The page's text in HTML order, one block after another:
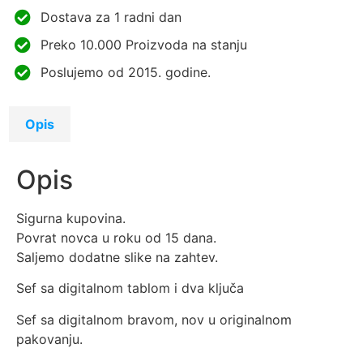
Dostava za 1 radni dan
Preko 10.000 Proizvoda na stanju
Poslujemo od 2015. godine.
Opis
Opis
Sigurna kupovina.
Povrat novca u roku od 15 dana.
Saljemo dodatne slike na zahtev.
Sef sa digitalnom tablom i dva ključa
Sef sa digitalnom bravom, nov u originalnom
pakovanju.